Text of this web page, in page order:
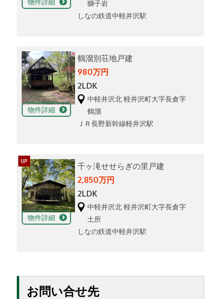
獅子岩
しなの鉄道中軽井沢駅
物件詳細
鶴溜別荘地戸建
980万円
2LDK
中軽井沢北 軽井沢町大字長倉字
鶴溜
ＪＲ長野新幹線軽井沢駅
物件詳細
UP
千ヶ滝せせらぎの里戸建
2,850万円
2LDK
中軽井沢北 軽井沢町大字長倉字
土所
しなの鉄道中軽井沢駅
物件詳細
お問い合せ先